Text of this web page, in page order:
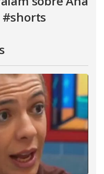
#shorts